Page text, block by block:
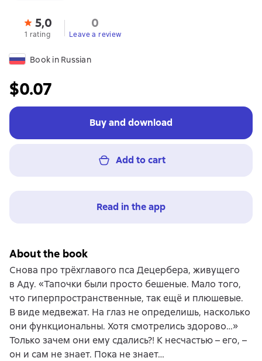
5,0
1 rating
0
Leave a review
Book in Russian
$0.07
Buy and download
Add to cart
Read in the app
About the book
Снова про трёхглавого пса Децербера, живущего
в Аду. «Тапочки были просто бешеные. Мало того,
что гиперпространственные, так ещё и плюшевые.
В виде медвежат. На глаз не определишь, насколько
они функциональны. Хотя смотрелись здорово…»
Только зачем они ему сдались?! К несчастью – его, –
он и сам не знает. Пока не знает…